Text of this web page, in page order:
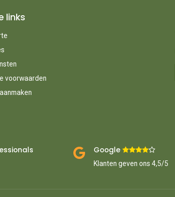
links
voorwaarden
Google ​
Klanten geven ons 4,5/5